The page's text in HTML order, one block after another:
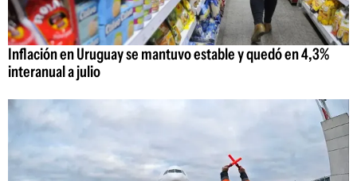
Inflación en Uruguay se mantuvo estable y quedó en 4,3%
interanual a julio